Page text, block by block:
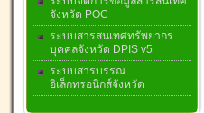
จังหวัด POC
ระบบสารสนเทศทรัพยากร
บุคคลจังหวัด DPIS v5
ระบบสารบรรณ
อิเล็กทรอนิกส์จังหวัด